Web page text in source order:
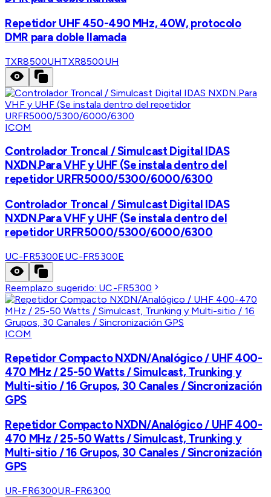
Repetidor UHF 450-490 MHz, 40W, protocolo
DMR para doble llamada
TXR8500UHTXR8500UH
ICOM
Controlador Troncal / Simulcast Digital IDAS
NXDN.Para VHF y UHF (Se instala dentro del
repetidor URFR5000/5300/6000/6300
Controlador Troncal / Simulcast Digital IDAS
NXDN.Para VHF y UHF (Se instala dentro del
repetidor URFR5000/5300/6000/6300
UC-FR5300EUC-FR5300E
Reemplazo sugerido: UC-FR5300
ICOM
Repetidor Compacto NXDN/Analógico / UHF 400-
470 MHz / 25-50 Watts / Simulcast, Trunking y
Multi-sitio / 16 Grupos, 30 Canales / Sincronización
GPS
Repetidor Compacto NXDN/Analógico / UHF 400-
470 MHz / 25-50 Watts / Simulcast, Trunking y
Multi-sitio / 16 Grupos, 30 Canales / Sincronización
GPS
UR-FR6300UR-FR6300